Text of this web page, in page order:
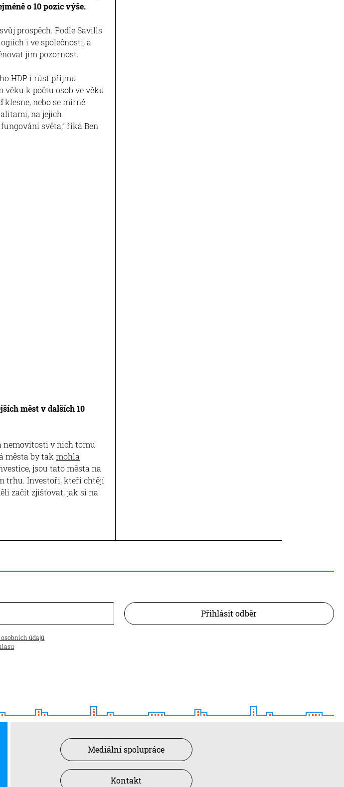
o 10 pozic výše.
prospěch. Podle Savills
i ve společnosti, a
jim pozornost.
HDP i růst příjmu
k počtu osob ve věku
nebo se mírně
na jejich
světa,” říká Ben
měst v dalších 10
nemovitosti v nich tomu
města by tak mohla
jsou tato města na
trhu. Investoři, kteří chtějí
začít zjišťovat, jak si na
údajů
Přihlásit odběr
Mediální spolupráce
Kontakt